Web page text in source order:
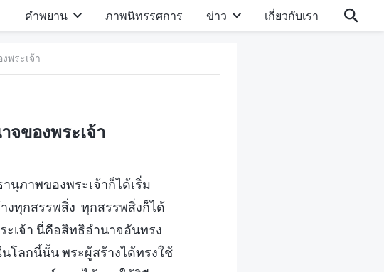
คำพยาน ภาพนิทรรศการ ข่าว เกี่ยวกับเรา
พระเจ้า
ของพระเจ้า
นุภาพของพระเจ้าก็ได้เริ่ม
งทุกสรรพสิ่ง ทุกสรรพสิ่งก็ได้
เจ้า นี่คือสิทธิอำนาจอันทรง
โลกนี้นั้น พระผู้สร้างได้ทรงใช้